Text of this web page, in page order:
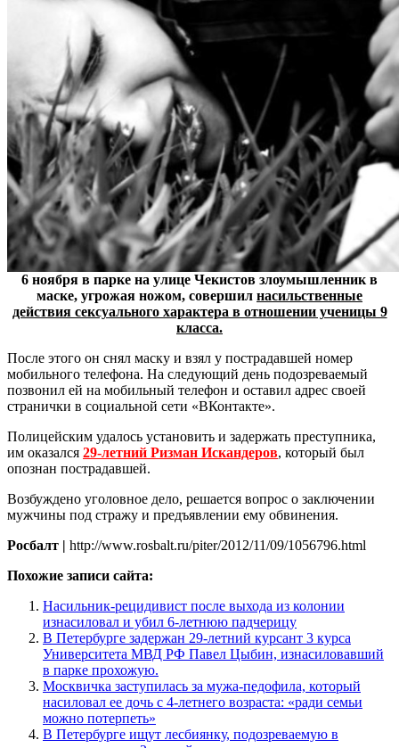
6 ноября в парке на улице Чекистов злоумышленник в
маске, угрожая ножом, совершил насильственные
действия сексуального характера в отношении ученицы 9
класса.
После этого он снял маску и взял у пострадавшей номер
мобильного телефона. На следующий день подозреваемый
позвонил ей на мобильный телефон и оставил адрес своей
странички в социальной сети «ВКонтакте».
Полицейским удалось установить и задержать преступника,
им оказался 29-летний Ризман Искандеров, который был
опознан пострадавшей.
Возбуждено уголовное дело, решается вопрос о заключении
мужчины под стражу и предъявлении ему обвинения.
Росбалт | http://www.rosbalt.ru/piter/2012/11/09/1056796.html
Похожие записи сайта:
Насильник-рецидивист после выхода из колонии
изнасиловал и убил 6-летнюю падчерицу
В Петербурге задержан 29-летний курсант 3 курса
Университета МВД РФ Павел Цыбин, изнасиловавший
в парке прохожую.
Москвичка заступилась за мужа-педофила, который
насиловал ее дочь с 4-летнего возраста: «ради семьи
можно потерпеть»
В Петербурге ищут лесбиянку, подозреваемую в